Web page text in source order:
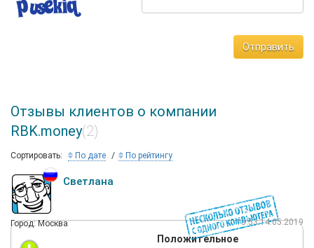
Отправить
Отзывы клиентов о компании
RBK.money(2)
Сортировать: По дате По рейтингу
Светлана
Город: Москва 15:53 14.05.2019
Положительное